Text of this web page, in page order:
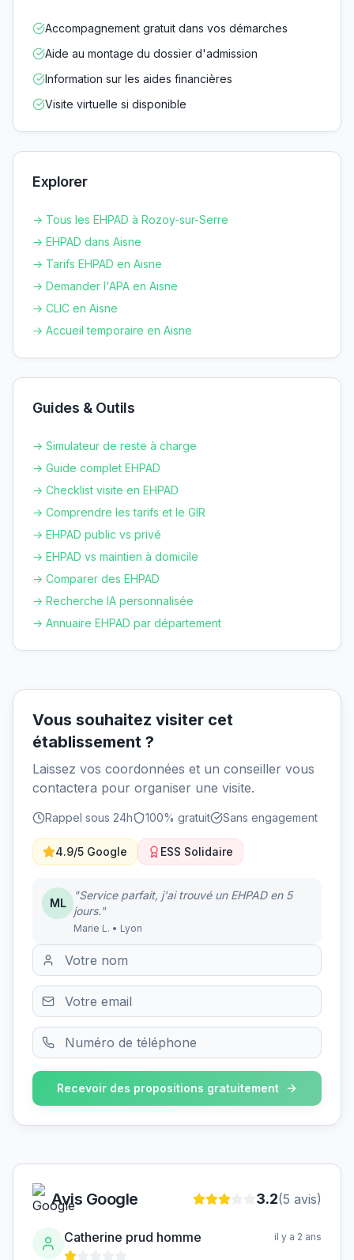
Accompagnement gratuit dans vos démarches
Aide au montage du dossier d'admission
Information sur les aides financières
Visite virtuelle si disponible
Explorer
→ Tous les EHPAD à Rozoy-sur-Serre
→ EHPAD dans Aisne
→ Tarifs EHPAD en Aisne
→ Demander l'APA en Aisne
→ CLIC en Aisne
→ Accueil temporaire en Aisne
Guides & Outils
→ Simulateur de reste à charge
→ Guide complet EHPAD
→ Checklist visite en EHPAD
→ Comprendre les tarifs et le GIR
→ EHPAD public vs privé
→ EHPAD vs maintien à domicile
→ Comparer des EHPAD
→ Recherche IA personnalisée
→ Annuaire EHPAD par département
Vous souhaitez visiter cet
établissement ?
Laissez vos coordonnées et un conseiller vous
contactera pour organiser une visite.
Rappel sous 24h 100% gratuit Sans engagement
4.9/5 Google ESS Solidaire
ML
"Service parfait, j'ai trouvé un EHPAD en 5
jours."
Marie L. • Lyon
Recevoir des propositions gratuitement
Avis Google 3.2(5 avis)
Catherine prud homme il y a 2 ans